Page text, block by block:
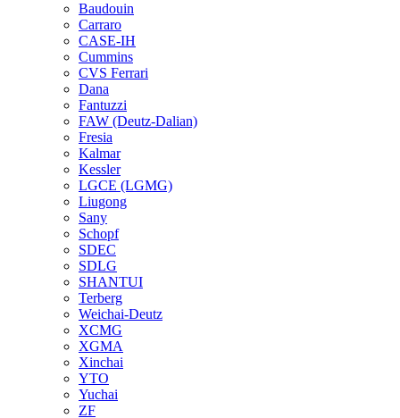
Baudouin
Carraro
CASE-IH
Cummins
CVS Ferrari
Dana
Fantuzzi
FAW (Deutz-Dalian)
Fresia
Kalmar
Kessler
LGCE (LGMG)
Liugong
Sany
Schopf
SDEC
SDLG
SHANTUI
Terberg
Weichai-Deutz
XCMG
XGMA
Xinchai
YTO
Yuchai
ZF